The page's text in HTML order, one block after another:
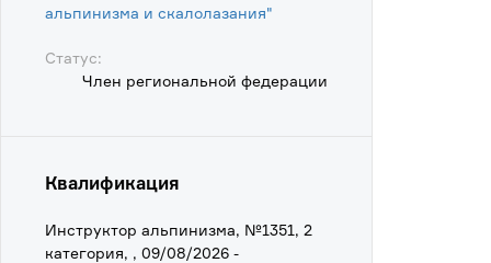
альпинизма и скалолазания"
Статус:
Член региональной федерации
Квалификация
Инструктор альпинизма, №1351, 2
категория, , 09/08/2026 -